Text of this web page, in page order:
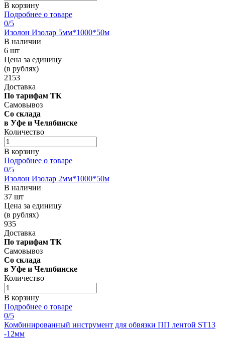
В корзину
Подробнее о товаре
0/5
Изолон Изолар 5мм*1000*50м
В наличии
6 шт
Цена за единицу
(в рублях)
2153
Доставка
По тарифам ТК
Самовывоз
Со склада
в Уфе и Челябинске
Количество
В корзину
Подробнее о товаре
0/5
Изолон Изолар 2мм*1000*50м
В наличии
37 шт
Цена за единицу
(в рублях)
935
Доставка
По тарифам ТК
Самовывоз
Со склада
в Уфе и Челябинске
Количество
В корзину
Подробнее о товаре
0/5
Комбинированный инструмент для обвязки ПП лентой ST13
-12мм